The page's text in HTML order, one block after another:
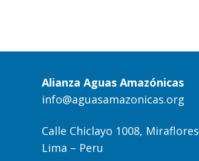
Alianza Aguas Amazónicas
info@aguasamazonicas.org
Calle Chiclayo 1008, Miraflores
Lima – Peru